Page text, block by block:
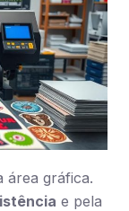
área gráfica.
e pela